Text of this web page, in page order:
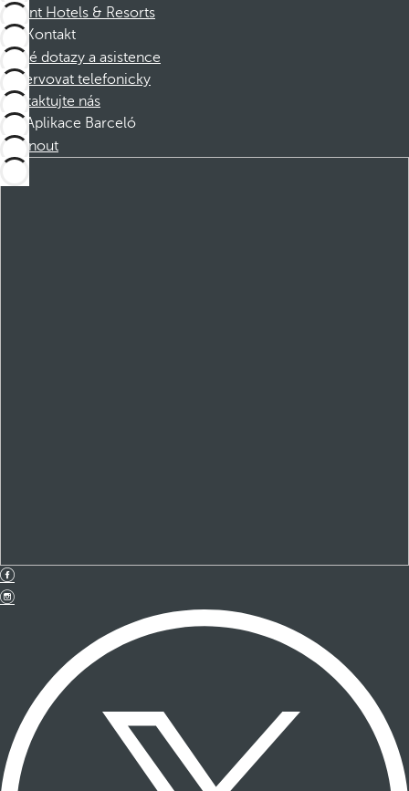
Dorint Hotels & Resorts
Kontakt
Časté dotazy a asistence
Rezervovat telefonicky
Kontaktujte nás
Aplikace Barceló
Stáhnout